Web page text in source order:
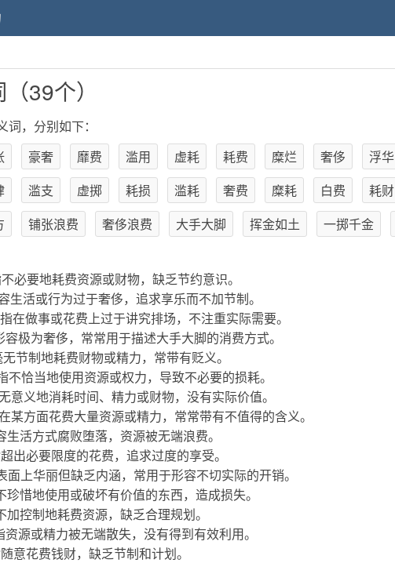
39个）
词，分别如下：
豪奢 靡费 滥用 虚耗 耗费 糜烂 奢侈 浮华
滥支 虚掷 耗损 滥耗 奢费 糜耗 白费 耗财
铺张浪费 奢侈浪费 大手大脚 挥金如土 一掷千金
必要地耗费资源或财物，缺乏节约意识。
生活或行为过于奢侈，追求享乐而不加节制。
在做事或花费上过于讲究排场，不注重实际需要。
容极为奢侈，常常用于描述大手大脚的消费方式。
无节制地耗费财物或精力，常带有贬义。
不恰当地使用资源或权力，导致不必要的损耗。
意义地消耗时间、精力或财物，没有实际价值。
某方面花费大量资源或精力，常常带有不值得的含义。
生活方式腐败堕落，资源被无端浪费。
出必要限度的花费，追求过度的享受。
面上华丽但缺乏内涵，常用于形容不切实际的开销。
珍惜地使用或破坏有价值的东西，造成损失。
加控制地耗费资源，缺乏合理规划。
资源或精力被无端散失，没有得到有效利用。
意花费钱财，缺乏节制和计划。